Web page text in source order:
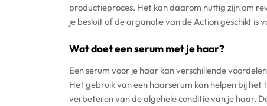
productieproces. Het kan daarom nuttig zijn om
je besluit of de arganolie van de Action geschikt
Wat doet een serum met je haar?
Een serum voor je haar kan verschillende
Het gebruik van een haarserum kan helpen bij
verbeteren van de algehele conditie van je haar.